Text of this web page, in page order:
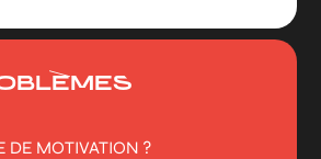
DE MOTIVATION ?